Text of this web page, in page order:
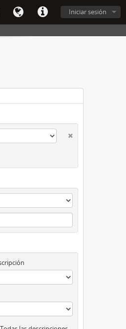
Iniciar sesión